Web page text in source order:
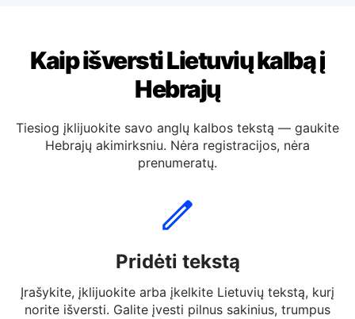
Kaip išversti Lietuvių kalbą į
Hebrajų
Tiesiog įklijuokite savo anglų kalbos tekstą — gaukite
prenumeratų.
Pridėti tekstą